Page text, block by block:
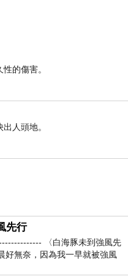
的傷害。
人頭地。
先行
〈白海豚未到強風先
無奈，因為我一早就被強風